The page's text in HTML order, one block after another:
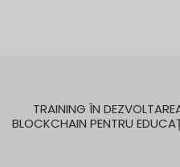
TRAINING ÎN
BLOCKCHAIN PENTRU